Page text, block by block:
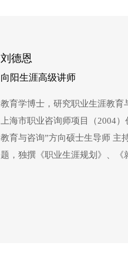
刘德恩
向阳生涯高级讲师
教育学博士，研究职业生涯教育
上海市职业咨询师项目（2004
教育与咨询”方向硕士生导师 主
题，独撰《职业生涯规划》、《